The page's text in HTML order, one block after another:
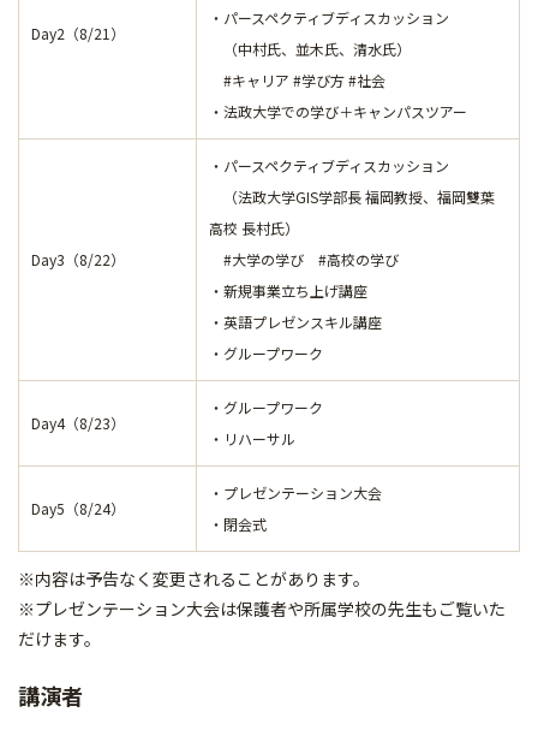
Day2（8/21）
・パースペクティブディスカッション
（中村氏、並木氏、清水氏）
#キャリア #学び方 #社会
・法政大学での学び＋キャンパスツアー
Day3（8/22）
・パースペクティブディスカッション
（法政大学GIS学部長 福岡教授、福岡雙葉
高校 長村氏）
#大学の学び #高校の学び
・新規事業立ち上げ講座
・英語プレゼンスキル講座
・グループワーク
Day4（8/23）
・グループワーク
・リハーサル
Day5（8/24）
・プレゼンテーション大会
・閉会式
※内容は予告なく変更されることがあります。
※プレゼンテーション大会は保護者や所属学校の先生もご覧いた
だけます。
講演者